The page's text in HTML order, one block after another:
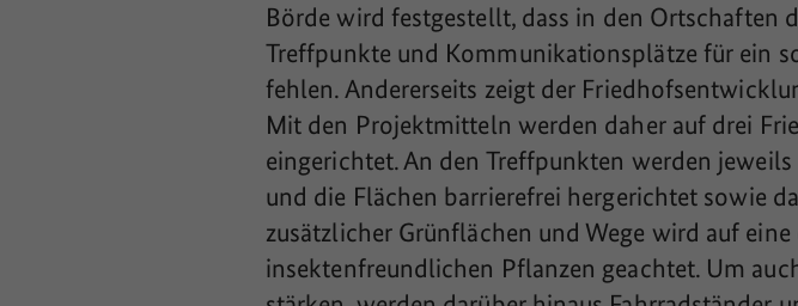
Börde wird festgestellt, dass in den Ortschaften
Treffpunkte und Kommunikationsplätze für ein
fehlen. Andererseits zeigt der
Mit den Projektmitteln werden daher auf drei
eingerichtet. An den Treffpunkten werden
und die Flächen barrierefrei hergerichtet sowie
zusätzlicher Grünflächen und Wege wird auf
insektenfreundlichen Pflanzen geachtet. Um